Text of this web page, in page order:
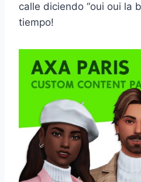
calle diciendo “oui oui la
tiempo!